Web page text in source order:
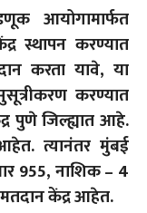
आयोगामार्फत
स्थापन करण्यात
करता यावे, या
करण्यात
पुणे जिल्ह्यात आहे.
त्यानंतर मुंबई
955, नाशिक – 4
केंद्र आहेत.